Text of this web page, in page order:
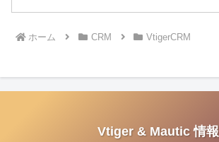
ホーム CRM VtigerCRM
Vtiger & Mautic 情報